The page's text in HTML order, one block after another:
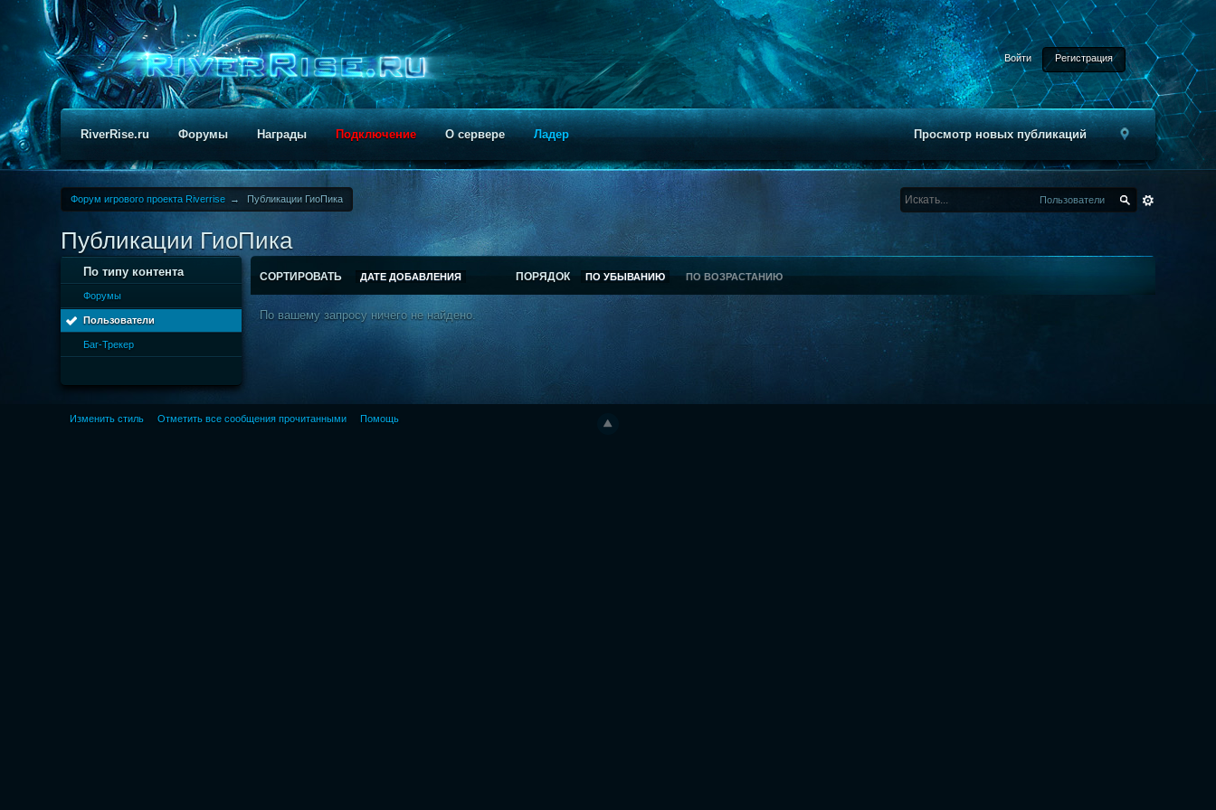
Войти Регистрация
Просмотр новых публикаций
RiverRise.ru Форумы Награды Подключение О сервере Ладер
Форум игрового проекта Riverrise → Публикации ГиоПика Пользователи
Публикации ГиоПика
По типу контента
Форумы
Пользователи
Баг-Трекер
СОРТИРОВАТЬ ДАТЕ ДОБАВЛЕНИЯ ПОРЯДОК ПО УБЫВАНИЮ ПО ВОЗРАСТАНИЮ
По вашему запросу ничего не найдено.
Изменить стиль Отметить все сообщения прочитанными Помощь